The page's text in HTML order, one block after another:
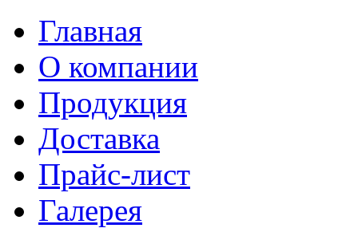
Главная
О компании
Продукция
Доставка
Прайс-лист
Галерея